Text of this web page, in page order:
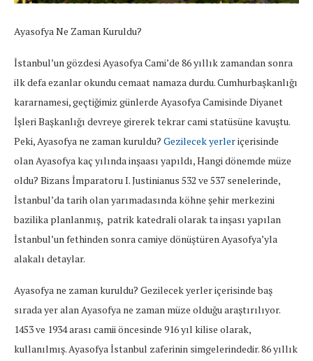
Ayasofya Ne Zaman Kuruldu?
İstanbul’un gözdesi Ayasofya Cami’de 86 yıllık zamandan sonra
ilk defa ezanlar okundu cemaat namaza durdu. Cumhurbaşkanlığı
kararnamesi, geçtiğimiz günlerde Ayasofya Camisinde Diyanet
İşleri Başkanlığı devreye girerek tekrar cami statüsüne kavuştu.
Peki, Ayasofya ne zaman kuruldu? Gezilecek yerleriçerisinde
olan Ayasofya kaç yılında inşaası yapıldı, Hangi dönemde müze
oldu? Bizans İmparatoru I. Justinianus 532 ve 537 senelerinde,
İstanbul’da tarih olan yarımadasında köhne şehir merkezini
bazilika planlanmış, patrik katedrali olarak ta inşası yapılan
İstanbul’un fethinden sonra camiye dönüştüren Ayasofya’yla
alakalı detaylar.
Ayasofya ne zaman kuruldu? Gezilecek yerler içerisinde baş
sırada yer alan Ayasofya ne zaman müze olduğu araştırılıyor.
1453 ve 1934 arası camii öncesinde 916 yıl kilise olarak,
kullanılmış. Ayasofya İstanbul zaferinin simgelerindedir. 86 yıllık